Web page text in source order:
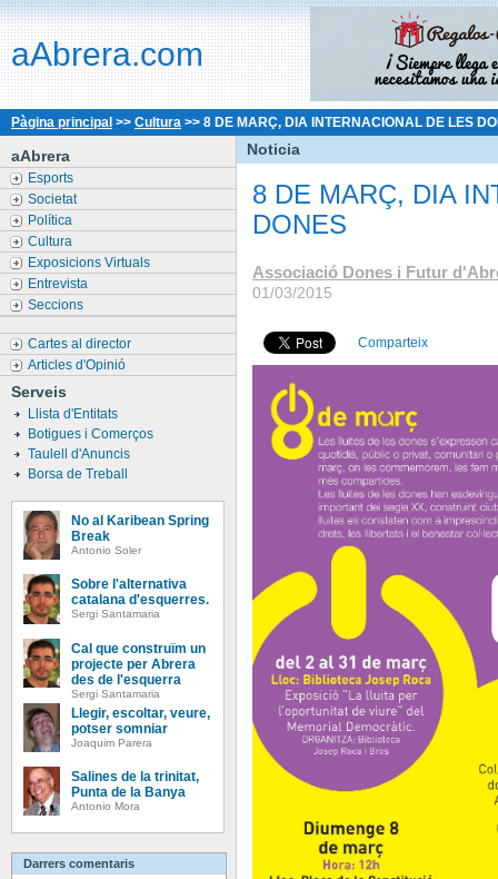
aAbrera.com
Pàgina principal >> Cultura >> 8 DE MARÇ, DIA INTERNACIONAL DE LES
aAbrera
Esports
Societat
Política
Cultura
Exposicions Virtuals
Entrevista
Seccions
Cartes al director
Articles d'Opinió
Serveis
Llista d'Entitats
Botigues i Comerços
Taulell d'Anuncis
Borsa de Treball
No al Karibean Spring
Break
Antonio Soler
Sobre l'alternativa
catalana d'esquerres.
Sergi Santamaria
Cal que construïm un
projecte per Abrera
des de l'esquerra
Sergi Santamaria
Llegir, escoltar, veure,
potser somniar
Joaquim Parera
Salines de la trinitat,
Punta de la Banya
Antonio Mora
Darrers comentaris
Noticia
8 DE MARÇ, DIA
DONES
Associació Dones i Futur
01/03/2015
Comparteix